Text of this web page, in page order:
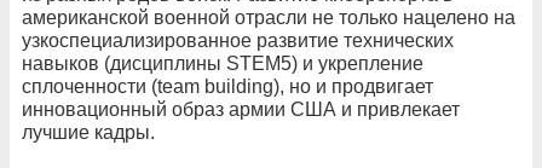
американской военной отрасли не только нацелено на
узкоспециализированное развитие технических
навыков (дисциплины STEM5) и укрепление
сплоченности (team building), но и продвигает
инновационный образ армии США и привлекает
лучшие кадры.